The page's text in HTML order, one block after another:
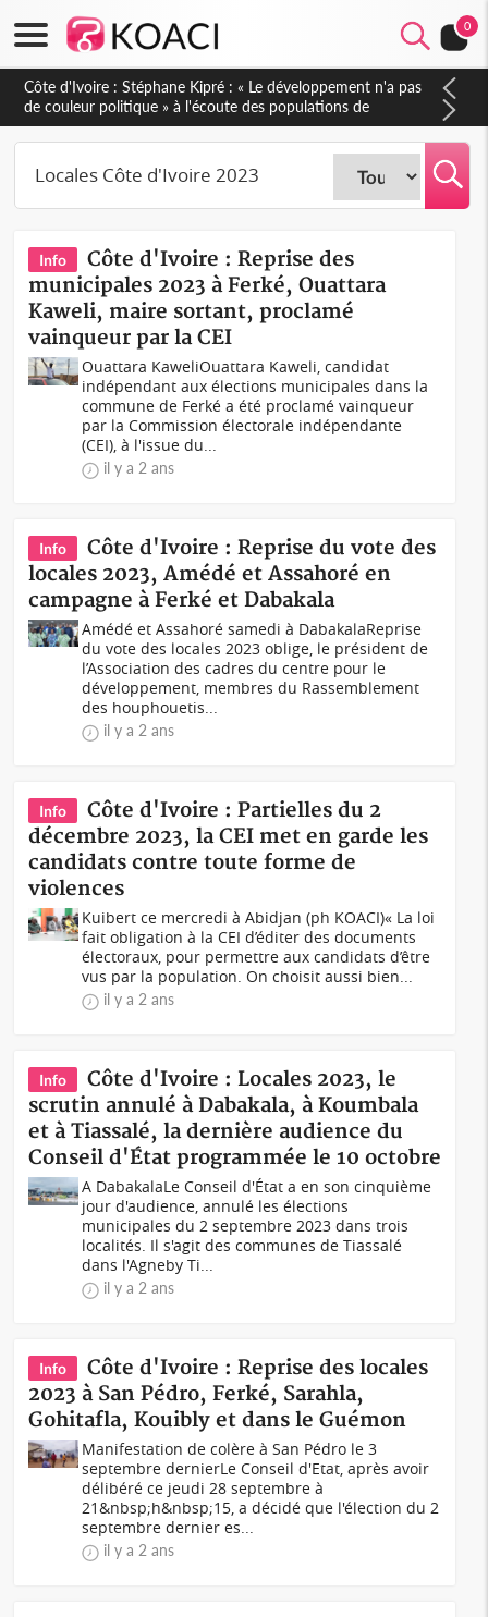
0
Côte d'Ivoire : Stéphane Kipré : « Le développement n'a pas
de couleur politique » à l'écoute des populations de
Gboguhé-Zaïbo
Info
Côte d'Ivoire : Reprise des
municipales 2023 à Ferké, Ouattara
Kaweli, maire sortant, proclamé
vainqueur par la CEI
Ouattara KaweliOuattara Kaweli, candidat
indépendant aux élections municipales dans la
commune de Ferké a été proclamé vainqueur
par la Commission électorale indépendante
(CEI), à l'issue du...
il y a 2 ans
Info
Côte d'Ivoire : Reprise du vote des
locales 2023, Amédé et Assahoré en
campagne à Ferké et Dabakala
Amédé et Assahoré samedi à DabakalaReprise
du vote des locales 2023 oblige, le président de
l’Association des cadres du centre pour le
développement, membres du Rassemblement
des houphouetis...
il y a 2 ans
Info
Côte d'Ivoire : Partielles du 2
décembre 2023, la CEI met en garde les
candidats contre toute forme de
violences
Kuibert ce mercredi à Abidjan (ph KOACI)« La loi
fait obligation à la CEI d’éditer des documents
électoraux, pour permettre aux candidats d’être
vus par la population. On choisit aussi bien...
il y a 2 ans
Info
Côte d'Ivoire : Locales 2023, le
scrutin annulé à Dabakala, à Koumbala
et à Tiassalé, la dernière audience du
Conseil d'État programmée le 10 octobre
A DabakalaLe Conseil d'État a en son cinquième
jour d'audience, annulé les élections
municipales du 2 septembre 2023 dans trois
localités. Il s'agit des communes de Tiassalé
dans l'Agneby Ti...
il y a 2 ans
Info
Côte d'Ivoire : Reprise des locales
2023 à San Pédro, Ferké, Sarahla,
Gohitafla, Kouibly et dans le Guémon
Manifestation de colère à San Pédro le 3
septembre dernierLe Conseil d'Etat, après avoir
délibéré ce jeudi 28 septembre à
21&nbsp;h&nbsp;15, a décidé que l'élection du 2
septembre dernier es...
il y a 2 ans